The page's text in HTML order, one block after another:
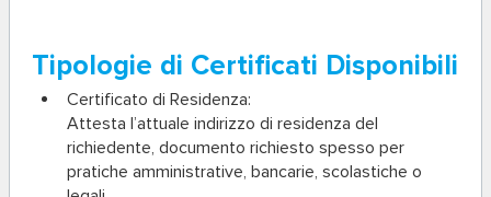
Tipologie di Certificati Disponibili
Certificato di Residenza:
Attesta l’attuale indirizzo di residenza del
richiedente, documento richiesto spesso per
pratiche amministrative, bancarie, scolastiche o